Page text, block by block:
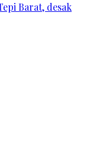
Barat, desak